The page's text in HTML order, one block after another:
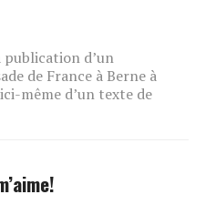
d’un
de France à Berne à
même d’un texte de